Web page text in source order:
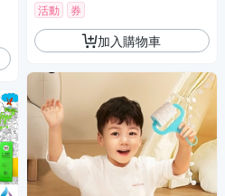
活動 券
加入購物車